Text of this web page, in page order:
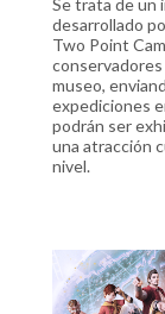
Se trata de un
desarrollado
Two Point
museo,
expediciones
podrán ser
una atracción
nivel.